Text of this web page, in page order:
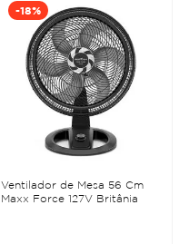
-18%
Ventilador de Mesa 56 Cm
Maxx Force 127V Britânia